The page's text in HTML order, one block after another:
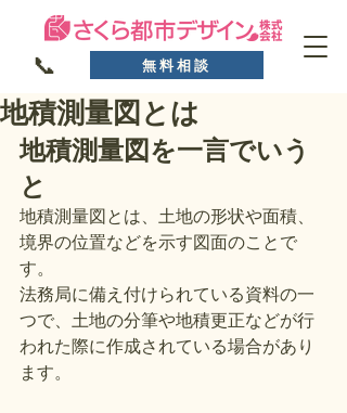
📞 無料相談
地積測量図とは
地積測量図を一言でいう
と
地積測量図とは、土地の形状や面積、
境界の位置などを示す図面のことで
す。
法務局に備え付けられている資料の一
つで、土地の分筆や地積更正などが行
われた際に作成されている場合があり
ます。